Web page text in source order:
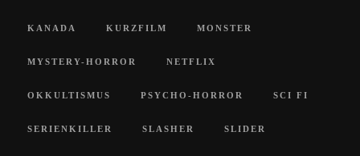
KANADA KURZFILM MONSTER
MYSTERY-HORROR NETFLIX
OKKULTISMUS PSYCHO-HORROR SCI FI
SERIENKILLER SLASHER SLIDER